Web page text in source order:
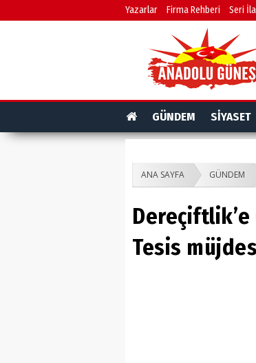
Yazarlar Firma Rehberi Seri
GÜNDEM SİYASET
ANA SAYFA GÜNDEM
Dereçiftlik’e
Tesis